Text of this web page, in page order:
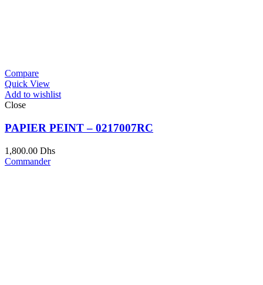
Compare
Quick View
Add to wishlist
Close
PAPIER PEINT – 0217007RC
1,800.00 Dhs
Commander